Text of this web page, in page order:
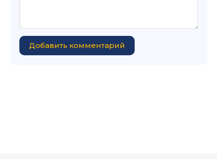
Добавить комментарий